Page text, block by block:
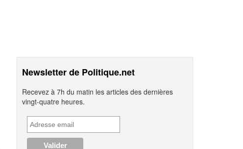
Newsletter de Politique.net
Recevez à 7h du matin les articles des dernières
vingt-quatre heures.